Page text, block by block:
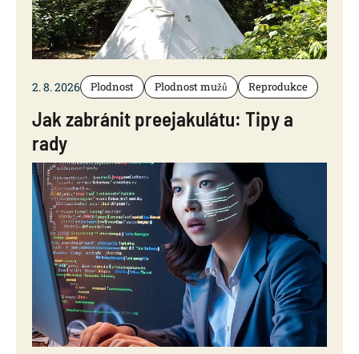
2. 8. 2026 Plodnost Plodnost mužů Reprodukce
Jak zabránit preejakulátu: Tipy a
rady